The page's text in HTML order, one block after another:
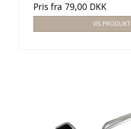
Pris fra 79,00 DKK
VIS PRODUKT